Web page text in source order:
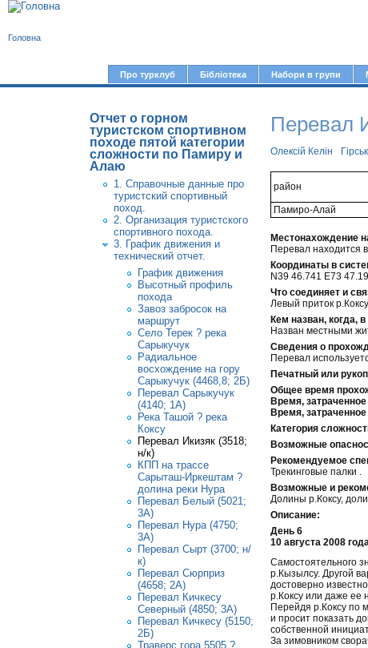
л
о
в
м
Про турклуб Бібліотека Набори в групи
Головна
Отчет о горном
туристском спортивном
походе пятой категории
сложности по Памиру и
Алаю
1. Справочные данные про
туристский спортивный
поход.
2. Организация туристского
спортивного похода.
3. График движения и
технический отчет.
График движения
Высотный профиль
похода
Завоз забросок на
маршрут
Село Терек ? река
Сарыкучук
Радиальное
восхождение на гору
Сарыкучук (4468,8; 2Б)
Перевал Сарыкучук
(4140; 1А)
Река Ташой ? река
Коксу
Перевал Икизяк (3518;
н/к)
КПП на трассе
Сарыташ-Иркештам ?
долина реки Нура
Перевал Белый (5021;
3А)
Перевал Нура (4750;
3А)
Перевал Сырт (3700; н/
к)
Перевал Сюрприз
(4658; 2А)
Перевал Кичкесу
Северный (4850; 3А)
Перевал Кичкесу (5150;
2Б)
Траверс гора 5505 ?
Перевал
Олексій Келін
район
Памиро-Алай
Местонахождение
Перевал находится в
Координаты в
N39 46.741 E73
Что соединяет и
Левый приток
Кем назван, когда, в
Назван местными
Сведения о
Перевал
Печатный или
Общее время
Время,
Время, затраченное
Категория
Возможные
Рекомендуемое
Трекинговые палки .
Возможные и
Долины р.Коксу,
Описание:
День 6
10 августа 2008 года
Самостоятельного
р.Кызылсу. Другой
достоверно
р.Коксу или даже ее
Перейдя р.Коксу по
и просит показать
собственной
За зимовником